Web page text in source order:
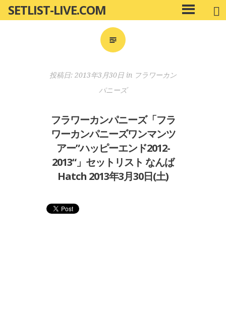
ン
SETLIST-LIVE.COM
メ
イ
投稿日: 2013年3月30日 in フラワーカン
パニーズ
フラワーカンパニーズ「フラ
ワーカンパニーズワンマンツ
アー”ハッピーエンド2012-
2013“」セットリスト なんば
Hatch 2013年3月30日(土)